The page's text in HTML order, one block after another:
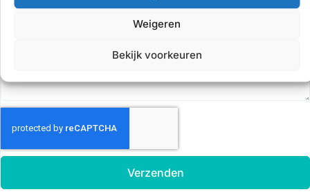
Weigeren
Bekijk voorkeuren
Verzenden